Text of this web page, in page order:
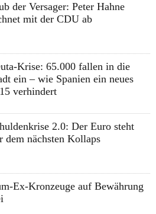
der Versager: Peter Hahne
mit der CDU ab
Krise: 65.000 fallen in die
ein – wie Spanien ein neues
verhindert
2.0: Der Euro steht
dem nächsten Kollaps
Ex-Kronzeuge auf Bewährung